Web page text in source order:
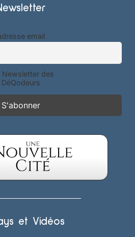
email
Newsletter des
DéQodeurs
et Vidéos